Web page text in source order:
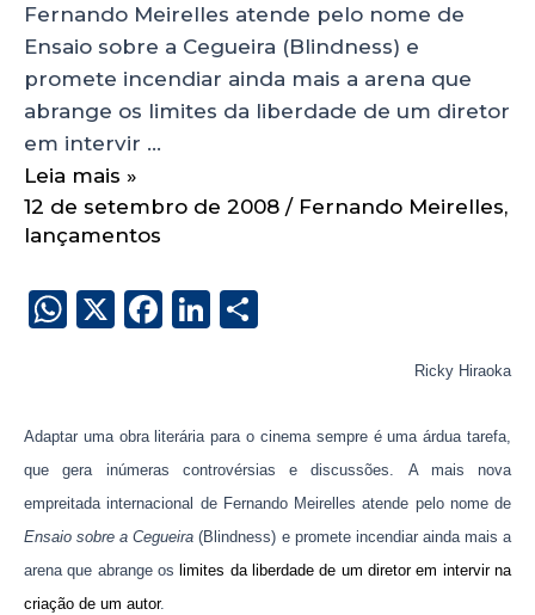
Fernando Meirelles atende pelo nome de
Ensaio sobre a Cegueira (Blindness) e
promete incendiar ainda mais a arena que
abrange os limites da liberdade de um diretor
em intervir …
Leia mais »
12 de setembro de 2008 / Fernando Meirelles,
lançamentos
W
ts
A
p
p
X
F
e
b
o
o
k
Li
e
dI
n
re
Ricky Hiraoka
Adaptar uma obra literária para o cinema sempre é uma árdua tarefa,
que gera inúmeras controvérsias e discussões. A mais nova
empreitada internacional de Fernando Meirelles atende pelo nome de
Ensaio sobre a Cegueira (Blindness) e promete incendiar ainda mais a
arena que abrange os limites da liberdade de um diretor em intervir na
criação de um autor.